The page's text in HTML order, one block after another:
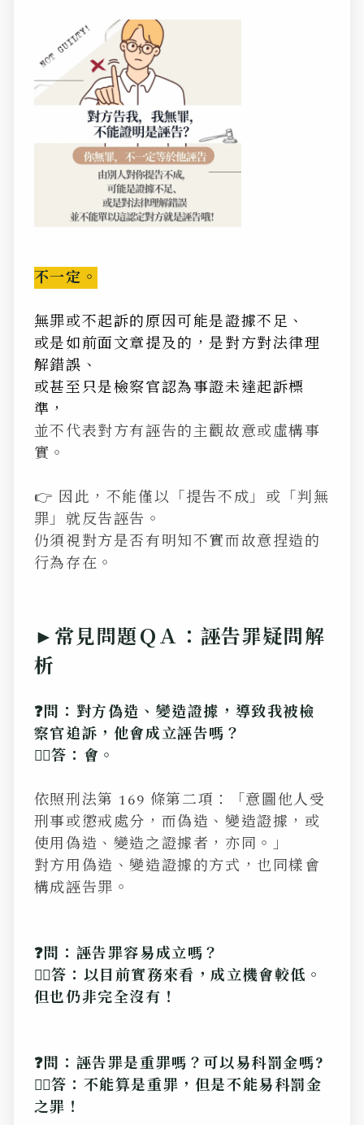
不一定。
無罪或不起訴的原因可能是證據不足、
或是如前面文章提及的，是對方對法律理
解錯誤、
或甚至只是檢察官認為事證未達起訴標
準，
並不代表對方有誣告的主觀故意或虛構事
實。
👉 因此，不能僅以「提告不成」或「判無
罪」就反告誣告。
仍須視對方是否有明知不實而故意捏造的
行為存在。
►常見問題ＱＡ：誣告罪疑問解
析
❓問：對方偽造、變造證據，導致我被檢
察官追訴，他會成立誣告嗎？
💁‍♂️答：會。
依照刑法第 169 條第二項：「意圖他人受
刑事或懲戒處分，而偽造、變造證據，或
使用偽造、變造之證據者，亦同。」
對方用偽造、變造證據的方式，也同樣會
構成誣告罪。
❓問：誣告罪容易成立嗎？
💁‍♂️答：以目前實務來看，成立機會較低。
但也仍非完全沒有！
❓問：誣告罪是重罪嗎？可以易科罰金嗎?
💁‍♂️答：不能算是重罪，但是不能易科罰金
之罪！